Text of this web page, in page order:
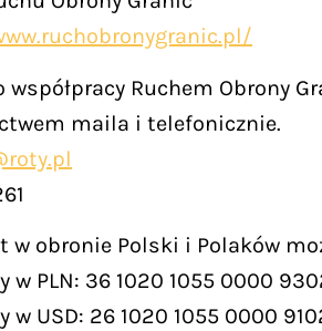
współpracy Ruchem Obrony
maila i telefonicznie.
w obronie Polski i Polaków
w PLN: 36 1020 1055 0000
w USD: 26 1020 1055 0000